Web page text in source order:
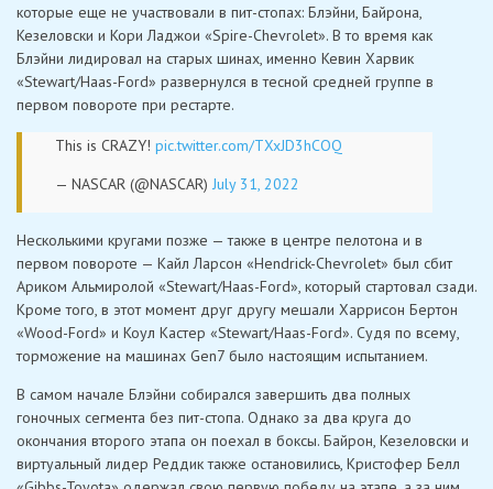
которые еще не участвовали в пит-стопах: Блэйни, Байрона,
Кезеловски и Кори Ладжои «Spire-Chevrolet». В то время как
Блэйни лидировал на старых шинах, именно Кевин Харвик
«Stewart/Haas-Ford» развернулся в тесной средней группе в
первом повороте при рестарте.
This is CRAZY! pic.twitter.com/TXxJD3hCOQ
— NASCAR (@NASCAR) July 31, 2022
Несколькими кругами позже — также в центре пелотона и в
первом повороте — Кайл Ларсон «Hendrick-Chevrolet» был сбит
Ариком Альмиролой «Stewart/Haas-Ford», который стартовал сзади.
Кроме того, в этот момент друг другу мешали Харрисон Бертон
«Wood-Ford» и Коул Кастер «Stewart/Haas-Ford». Судя по всему,
торможение на машинах Gen7 было настоящим испытанием.
В самом начале Блэйни собирался завершить два полных
гоночных сегмента без пит-стопа. Однако за два круга до
окончания второго этапа он поехал в боксы. Байрон, Кезеловски и
виртуальный лидер Реддик также остановились, Кристофер Белл